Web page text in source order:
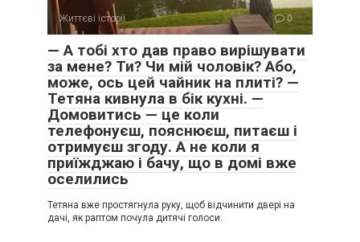
Життєві історії 0
— А тобі хто дав право вирішувати
за мене? Ти? Чи мій чоловік? Або,
може, ось цей чайник на плиті? —
Тетяна кивнула в бік кухні. —
Домовитись — це коли
телефонуєш, пояснюєш, питаєш і
отримуєш згоду. А не коли я
приїжджаю і бачу, що в домі вже
оселились
Тетяна вже простягнула руку, щоб відчинити двері на
дачі, як раптом почула дитячі голоси.